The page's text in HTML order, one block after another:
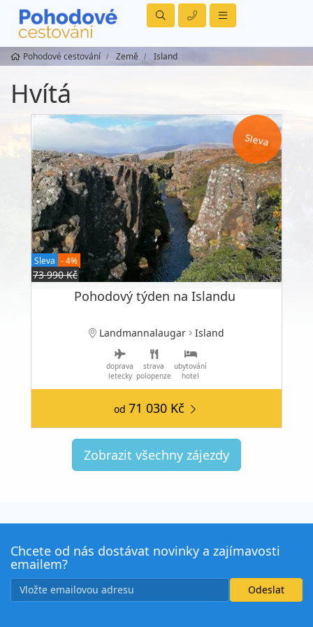
Pohodové cestování Země Island
Hvítá
Sleva
Sleva - 4%
73 990 Kč
Pohodový týden na Islandu
Landmannalaugar Island
doprava
letecky
strava
polopenze
ubytování
hotel
od 71 030 Kč
Zobrazit všechny zájezdy
Chcete od nás dostávat novinky a zajímavosti
emailem?